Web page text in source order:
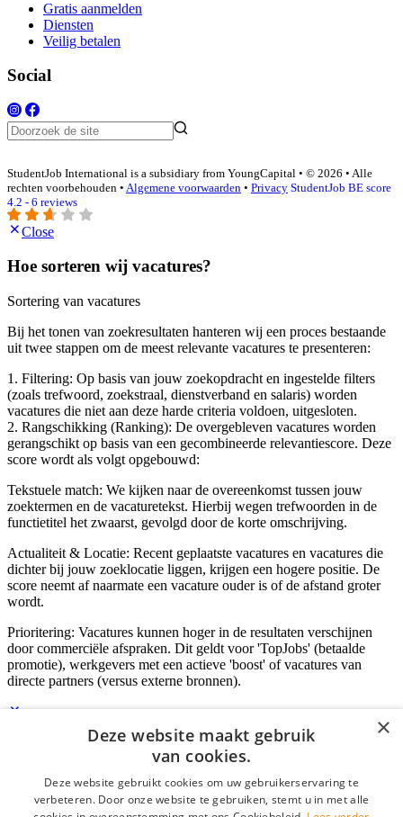
Gratis aanmelden
Diensten
Veilig betalen
Social
StudentJob International is a subsidiary from YoungCapital • © 2026 • Alle
rechten voorbehouden • Algemene voorwaarden • Privacy StudentJob BE score
4.2 - 6 reviews
Close
Hoe sorteren wij vacatures?
Sortering van vacatures
Bij het tonen van zoekresultaten hanteren wij een proces bestaande
uit twee stappen om de meest relevante vacatures te presenteren:
1. Filtering: Op basis van jouw zoekopdracht en ingestelde filters
(zoals trefwoord, zoekstraal, dienstverband en salaris) worden
vacatures die niet aan deze harde criteria voldoen, uitgesloten.
2. Rangschikking (Ranking): De overgebleven vacatures worden
gerangschikt op basis van een gecombineerde relevantiescore. Deze
score wordt als volgt opgebouwd:
Tekstuele match: We kijken naar de overeenkomst tussen jouw
zoektermen en de vacaturetekst. Hierbij wegen trefwoorden in de
functietitel het zwaarst, gevolgd door de korte omschrijving.
Actualiteit & Locatie: Recent geplaatste vacatures en vacatures die
dichter bij jouw zoeklocatie liggen, krijgen een hogere positie. De
score neemt af naarmate een vacature ouder is of de afstand groter
wordt.
Prioritering: Vacatures kunnen hoger in de resultaten verschijnen
door commerciële afspraken. Dit geldt voor 'TopJobs' (betaalde
promotie), werkgevers met een actieve 'boost' of vacatures van
directe partners (versus externe bronnen).
Inloggen als bedrijf
E-mail*
×
Deze website maakt gebruik
van cookies.
Deze website gebruikt cookies om uw gebruikerservaring te
verbeteren. Door onze website te gebruiken, stemt u in met alle